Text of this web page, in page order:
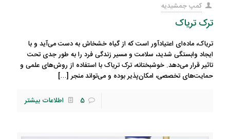
کمپ جمشیدیه
ترک تریاک
تریاک، ماده‌ای اعتیادآور است که از گیاه خشخاش به دست می‌آید و با
ایجاد وابستگی شدید، سلامت و مسیر زندگی فرد را به طور جدی تحت
تاثیر قرار می‌دهد. خوشبختانه، ترک تریاک با استفاده از روش‌های علمی و
حمایت‌های تخصصی، امکان‌پذیر بوده و می‌تواند منجر[…]
5 اطلاعات بیشتر